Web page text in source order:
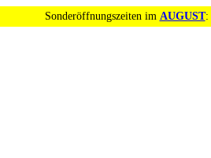
Sonderöffnungszeiten im AUGUST: